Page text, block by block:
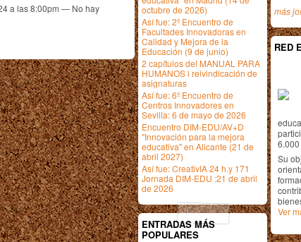
a las 8:00pm — No hay
octubre de 2026)
Así fue: 2º Encuentro de
Facultades Innovadoras en
Calidad y Mejora de la
Educación (9 de junio)
2 capítulos del MANUAL PARA
HUMANOS i reivindicación de
asignaturas
Así fue: 6º Encuentro de
Centros Innovadores en
Sevilla: 6 de mayo de 2026
Encuentro DIM-EDU/AV+D
"Innovación para la mejora
educativa" en Alicante (21 de
abril 2027)
Así fue: CreativIA 24 h.y 171
Jornada DIM-EDU :21 de abril
de 2026
ENTRADAS MÁS
POPULARES
más
RED
Su
Ver